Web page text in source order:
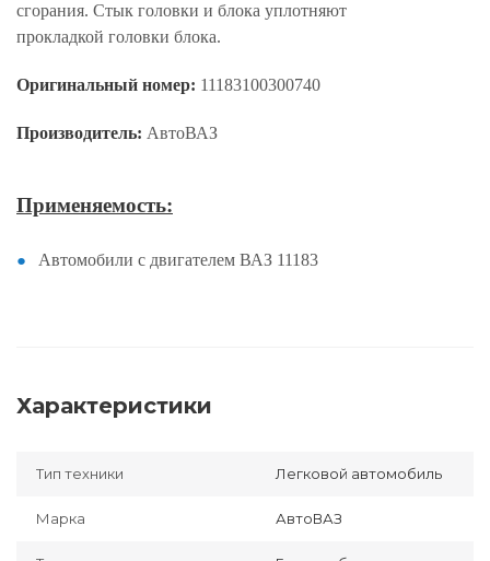
сгорания. Стык головки и блока уплотняют
прокладкой головки блока.
Оригинальный номер: 11183100300740
Производитель: АвтоВАЗ
Применяемость:
Автомобили с двигателем ВАЗ 11183
Характеристики
Тип техники Легковой автомобиль
Марка АвтоВАЗ